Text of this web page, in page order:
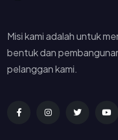
Misi kami adalah untuk
bentuk dan
pelanggan kami.